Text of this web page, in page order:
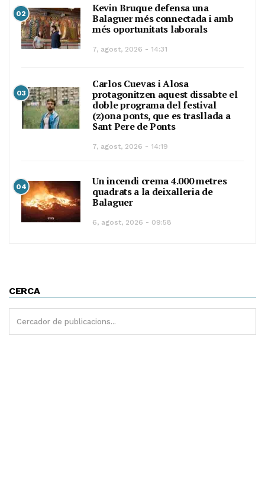
02
Kevin Bruque defensa una
Balaguer més connectada i amb
més oportunitats laborals
7, agost, 2026 - 14:31
03
Carlos Cuevas i Alosa
protagonitzen aquest dissabte el
doble programa del festival
(z)ona ponts, que es trasllada a
Sant Pere de Ponts
7, agost, 2026 - 14:19
04
Un incendi crema 4.000 metres
quadrats a la deixalleria de
Balaguer
6, agost, 2026 - 09:58
CERCA